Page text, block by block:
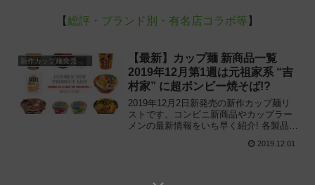
【総評・ブランド別・有名店コラボ等 】
新作カップ麺発売予定
【最新】カップ麺 新商品一覧
2019年12月第1週は元祖家系 “吉
村家” に超ボンビー焼そば!?
2019年12月2日新発売の新作カップ麺リ
ストです。コンビニ新商品やカップラー
メンの最新情報をいち早く紹介! 各製品の
の新作情報もあるので、カップ麺の新商
2019.12.01